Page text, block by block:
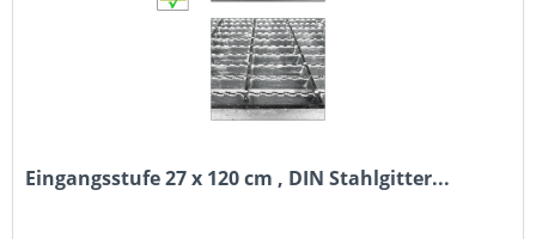
Eingangsstufe 27 x 120 cm , DIN Stahlgitter...